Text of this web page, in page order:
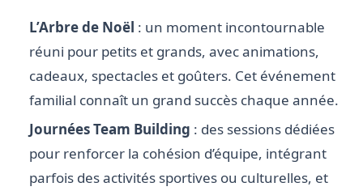
L’Arbre de Noël : un moment incontournable
réuni pour petits et grands, avec animations,
cadeaux, spectacles et goûters. Cet événement
familial connaît un grand succès chaque année.
Journées Team Building : des sessions dédiées
pour renforcer la cohésion d’équipe, intégrant
parfois des activités sportives ou culturelles, et